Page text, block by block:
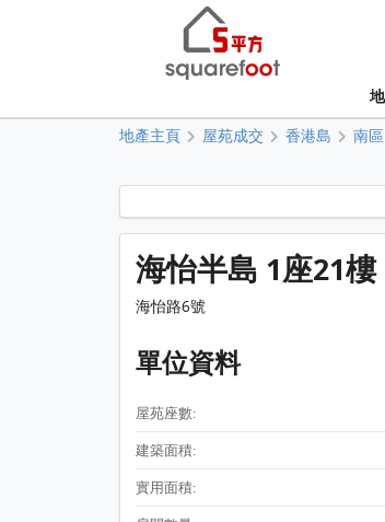
地產主頁 屋苑成交 香港島 南區
海怡半島 1座21樓
海怡路6號
單位資料
屋苑座數:
建築面積:
實用面積: